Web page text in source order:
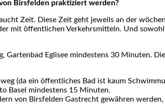
Birs­fel­den prak­ti­ziert wer­den?
Zeit. Die­se Zeit geht jeweils an der
mit öffent­li­chen Ver­kehrs­mit­teln. Und
Egli­see min­des­tens 30 Minu­ten.
(da ein öffent­li­ches Bad ist kaum
Basel min­des­tens 15 Minu­ten.
von Birs­fel­den Gast­recht gewäh­ren